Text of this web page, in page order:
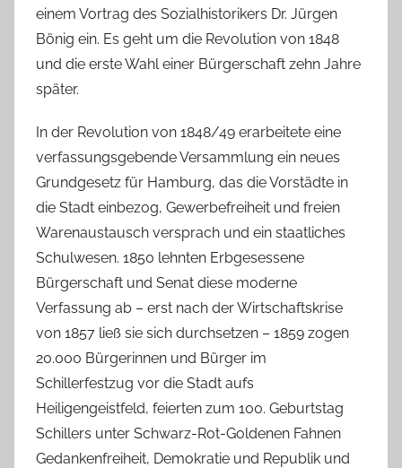
i
a
s
c
h
einem Vortrag des Sozialhistorikers Dr. Jürgen
Bönig ein. Es geht um die Revolution von 1848
und die erste Wahl einer Bürgerschaft zehn Jahre
später.
In der Revolution von 1848/49 erarbeitete eine
verfassungsgebende Versammlung ein neues
Grundgesetz für Hamburg, das die Vorstädte in
die Stadt einbezog, Gewerbefreiheit und freien
Warenaustausch versprach und ein staatliches
Schulwesen. 1850 lehnten Erbgesessene
Bürgerschaft und Senat diese moderne
Verfassung ab – erst nach der Wirtschaftskrise
von 1857 ließ sie sich durchsetzen – 1859 zogen
20.000 Bürgerinnen und Bürger im
Schillerfestzug vor die Stadt aufs
Heiligengeistfeld, feierten zum 100. Geburtstag
Schillers unter Schwarz-Rot-Goldenen Fahnen
Gedankenfreiheit, Demokratie und Republik und